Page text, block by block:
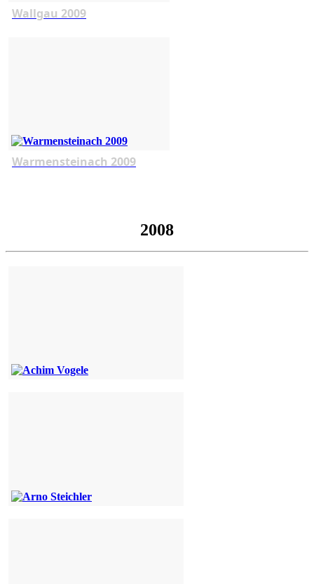
Wallgau 2009
Warmensteinach 2009
2008